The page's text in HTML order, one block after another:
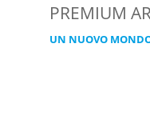
PREMIUM
UN NUOVO